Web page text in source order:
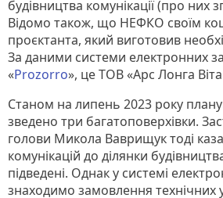
будівництва комунікації (про них
Відомо також, що НЕФКО своїм
проєктанта, який виготовив
За даними системи електронних
«Prozorro», це ТОВ «Арс Лонга Віта
Станом на липень 2023 року
зведено три багатоповерхівки.
голови Микола Ваврищук тоді
комунікацій до ділянки
підведені. Однак у системі
знаходимо замовлення технічних